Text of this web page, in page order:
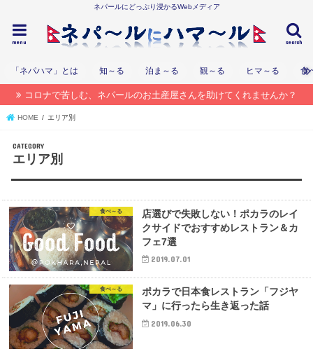
ネパールにどっぷり浸かるWebメディア
search
menu
「ネパハマ」とは 知～る 泊ま～る 観～る ヒマ～る 食
コロナで苦しむ、ネパールのお土産屋さんを助けてくれませんか？
HOME エリア別
エリア別
食べ～る
店選びで失敗しない！ポカラのレイ
クサイドでおすすめレストラン＆カ
フェ7選
2019.07.01
食べ～る
ポカラで日本食レストラン「フジヤ
マ」に行ったら生き返った話
2019.06.30